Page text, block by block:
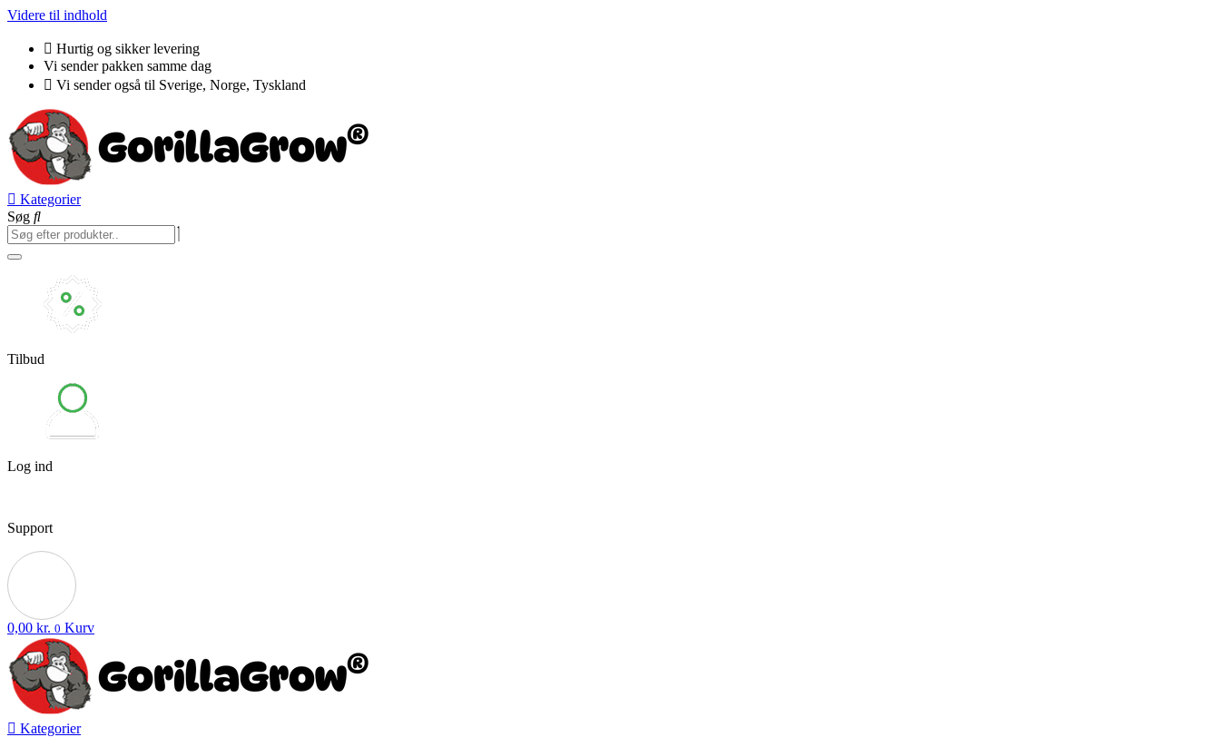
Videre til indhold
Hurtig og sikker levering
Vi sender pakken samme dag
Vi sender også til Sverige, Norge, Tyskland
Kategorier
Søg
Tilbud
Log ind
Support
0,00 kr. 0 Kurv
Kategorier